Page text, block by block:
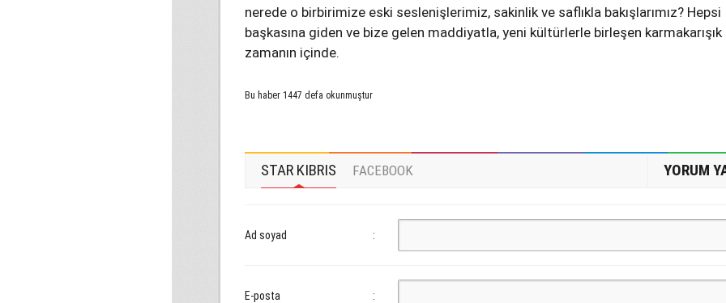
nerede o birbirimize eski seslenişlerimiz, sakinlik ve saflıkla bakışlarımız? Hepsi
başkasına giden ve bize gelen maddiyatla, yeni kültürlerle birleşen karmakarışık
zamanın içinde.
Bu haber 1447 defa okunmuştur
STAR KIBRIS FACEBOOK YORUM
Ad soyad :
E-posta :